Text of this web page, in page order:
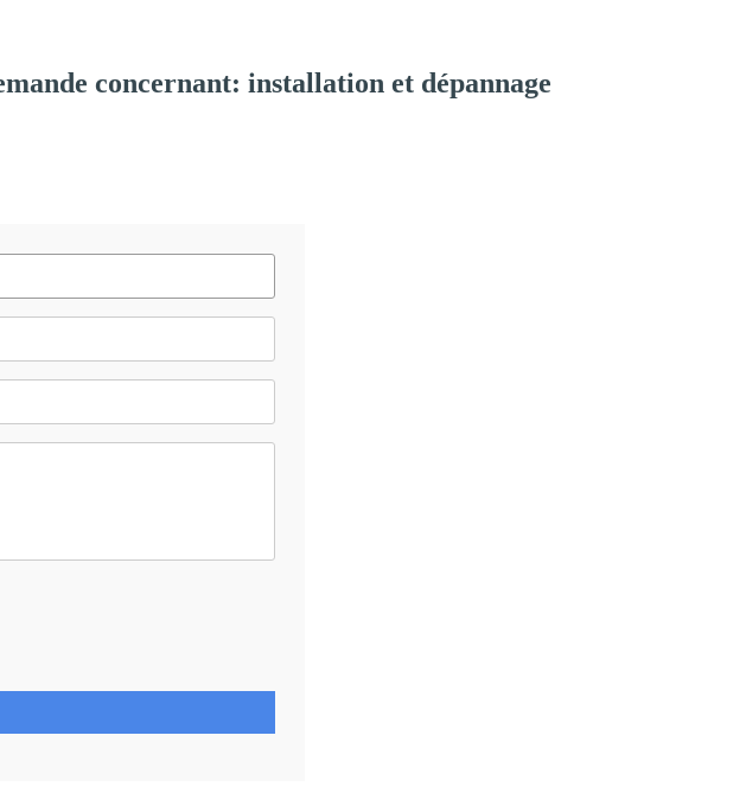
concernant: installation et dépannage